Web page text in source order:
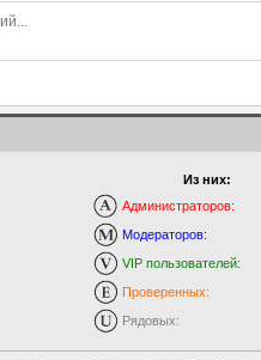
Из них:
Администраторов:
Модераторов:
VIP пользователей:
Проверенных:
Рядовых: